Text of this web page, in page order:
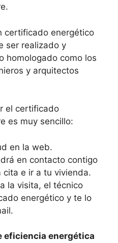
certificado energético
ser realizado y
homologado como los
y arquitectos
el certificado
es muy sencillo:
en la web.
en contacto contigo
cita e ir a tu vivienda.
la visita, el técnico
energético y te lo
eficiencia energética